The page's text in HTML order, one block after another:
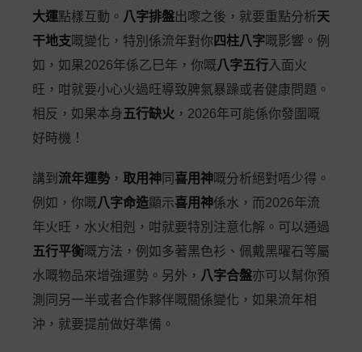
大運點樣互動。 八字排盤出嚟之後，就要重點分析天
干地支嘅變化，特別係流年對你 四柱八字嘅影響。例
如，如果2026年係乙巳年，你嘅八字五行入面火
旺，咁就要小心火過旺導致脾氣暴躁或者健康問題。
相反，如果本身五行缺火 ，2026年可能係你發圍嘅
好時機！
講到 流年運勢 ， 取用神 同 喜用神嘅分析絕對唔少得。
例如，你嘅八字命造顯示喜用神係水，而2026年流
年火旺，水火相剋，咁就要特別注意化解。可以通過
五行平衡嘅方法，例如多著黑色衫、佩戴黑曜石等屬
水嘅物品來增強運勢。另外， 八字合盤亦可以幫你預
測同另一半或者合作夥伴嘅關係變化，如果流年相
沖，就要提前做好準備。